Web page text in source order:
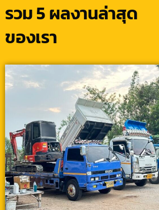
รวม 5 ผลงานล่าสุด
ของเรา